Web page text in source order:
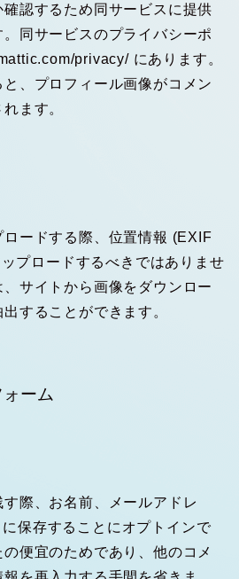
認するため同サービスに提供
同サービスのプライバシーポ
privacy/ にあります。
、プロフィール画像がコメン
ます。
ードする際、位置情報 (EXIF
プロードするべきではありませ
サイトから画像をダウンロー
することができます。
ーム
際、お名前、メールアドレ
保存することにオプトインで
便宜のためであり、他のコメ